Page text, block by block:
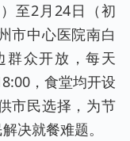
至2月24日（初
市中心医院南白
群众开放，每天
，食堂均开设
市民选择，为节
决就餐难题。